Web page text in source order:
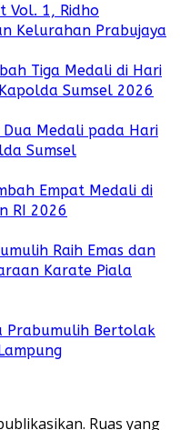
Vol. 1, Ridho
Kelurahan Prabujaya
Tiga Medali di Hari
Sumsel 2026
Medali pada Hari
Sumsel
Empat Medali di
RI 2026
Raih Emas dan
Karate Piala
Prabumulih Bertolak
Ruas yang